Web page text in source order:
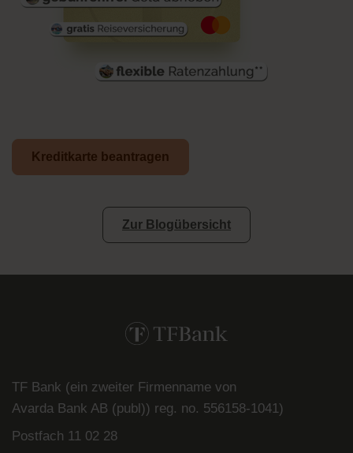
Kreditkarte beantragen
Zur Blogübersicht
TF Bank (ein zweiter Firmenname von
Avarda Bank AB (publ )) reg. no. 556158-1041)
Postfach 11 02 28